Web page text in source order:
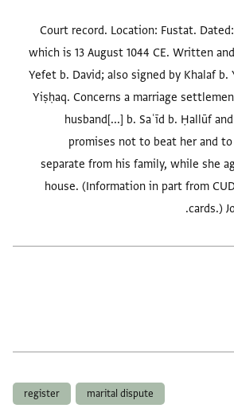
Court record. Location: Fustat. Dated:
which is 13 August 1044 CE. Written
Yefet b. David; also signed by Khalaf b.
Yiṣḥaq. Concerns a marriage
husband[...] b. Saʿīd b. Ḥallūf
promises not to beat her and
separate from his family, while she
house. (Information in part from
cards.)
marital dispute
register